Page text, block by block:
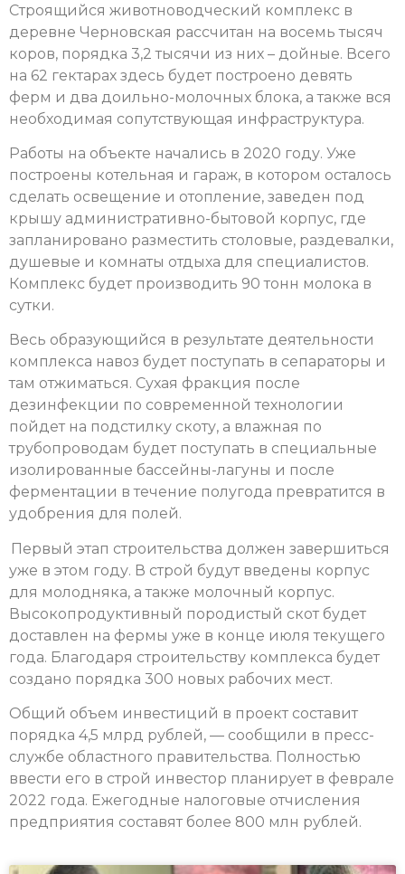
Строящийся животноводческий комплекс в
деревне Черновская рассчитан на восемь тысяч
коров, порядка 3,2 тысячи из них – дойные. Всего
на 62 гектарах здесь будет построено девять
ферм и два доильно-молочных блока, а также вся
необходимая сопутствующая инфраструктура.
Работы на объекте начались в 2020 году. Уже
построены котельная и гараж, в котором осталось
сделать освещение и отопление, заведен под
крышу административно-бытовой корпус, где
запланировано разместить столовые, раздевалки,
душевые и комнаты отдыха для специалистов.
Комплекс будет производить 90 тонн молока в
сутки.
Весь образующийся в результате деятельности
комплекса навоз будет поступать в сепараторы и
там отжиматься. Сухая фракция после
дезинфекции по современной технологии
пойдет на подстилку скоту, а влажная по
трубопроводам будет поступать в специальные
изолированные бассейны-лагуны и после
ферментации в течение полугода превратится в
удобрения для полей.
Первый этап строительства должен завершиться
уже в этом году. В строй будут введены корпус
для молодняка, а также молочный корпус.
Высокопродуктивный породистый скот будет
доставлен на фермы уже в конце июля текущего
года. Благодаря строительству комплекса будет
создано порядка 300 новых рабочих мест.
Общий объем инвестиций в проект составит
порядка 4,5 млрд рублей, — сообщили в пресс-
службе областного правительства. Полностью
ввести его в строй инвестор планирует в феврале
2022 года. Ежегодные налоговые отчисления
предприятия составят более 800 млн рублей.